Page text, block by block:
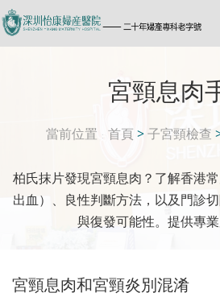
宮頸息肉
當前位置 首頁 >子宮頸檢查
柏氏抹片發現宮頸息肉？了解香港
出血）、良性判斷方法，以及門診
與復發可能性。提供專業
宮頸息肉和宮頸炎別混淆